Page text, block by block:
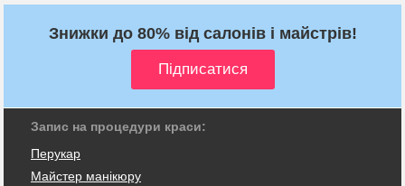
Знижки до 80% від салонів і майстрів!
Запис на процедури краси:
Перукар
Майстер манікюру